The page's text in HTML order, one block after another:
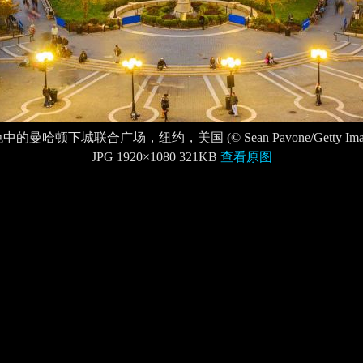
的曼哈顿下城联合广场，纽约，美国 (© Sean Pavone/Getty
JPG 1920×1080 321KB 查看原图